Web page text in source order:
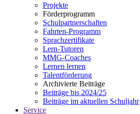
Projekte
Förderprogramm
Schulpartnerschaften
Fahrten-Programm
Sprachzertifikate
Lern-Tutoren
MMG-Coaches
Lernen lernen
Talentförderung
Archivierte Beiträge
Beiträge bis 2024/25
Beiträge im aktuellen Schuljahr
Service